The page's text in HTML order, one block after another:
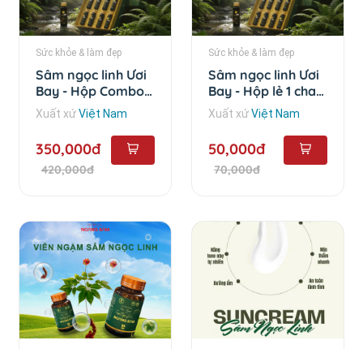
Sức khỏe & làm đẹp
Sâm ngọc linh Ươi
Bay - Hộp Combo
10 chai
Xuất xứViệt Nam
350,000đ
420,000đ
Sức khỏe & làm đẹp
Sâm ngọc linh Ươi
Bay - Hộp lẻ 1 chai
(50ml)
Xuất xứViệt Nam
50,000đ
70,000đ